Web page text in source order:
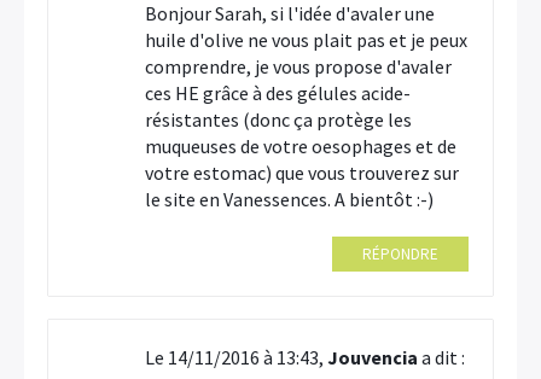
Bonjour Sarah, si l'idée d'avaler une
huile d'olive ne vous plait pas et je peux
comprendre, je vous propose d'avaler
ces HE grâce à des gélules acide-
résistantes (donc ça protège les
muqueuses de votre oesophages et de
votre estomac) que vous trouverez sur
le site en Vanessences. A bientôt :-)
RÉPONDRE
Le 14/11/2016 à 13:43, Jouvencia a dit :